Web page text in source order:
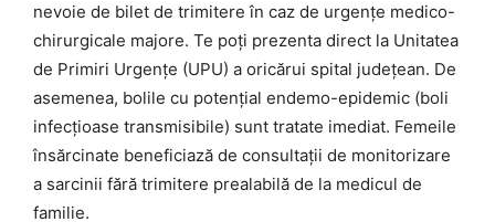
nevoie de bilet de trimitere în caz de urgențe medico-
chirurgicale majore. Te poți prezenta direct la Unitatea
de Primiri Urgențe (UPU) a oricărui spital județean. De
asemenea, bolile cu potențial endemo-epidemic (boli
infecțioase transmisibile) sunt tratate imediat. Femeile
însărcinate beneficiază de consultații de monitorizare
a sarcinii fără trimitere prealabilă de la medicul de
familie.